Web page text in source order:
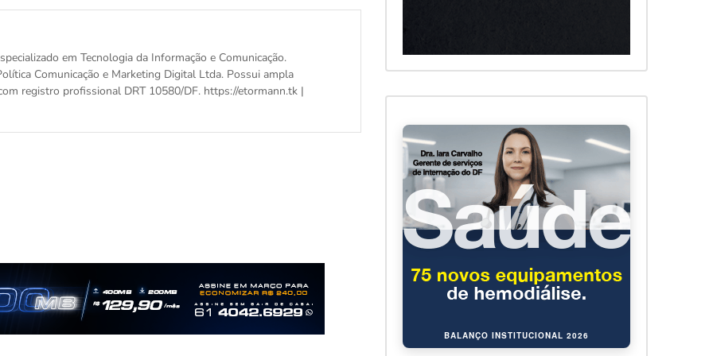
em Tecnologia da Informação e Comunicação.
Comunicação e Marketing Digital Ltda. Possui ampla
registro profissional DRT 10580/DF. https://etormann.tk |
BALANÇO INSTITUCIONAL 2026